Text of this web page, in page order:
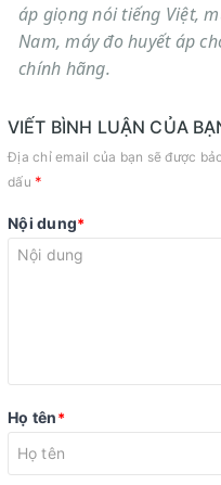
áp giọng nói tiếng Việt,
Nam, máy đo huyết áp
chính hãng.
VIẾT BÌNH LUẬN CỦA
Địa chỉ email của bạn sẽ được
dấu *
Nội dung*
Họ tên*